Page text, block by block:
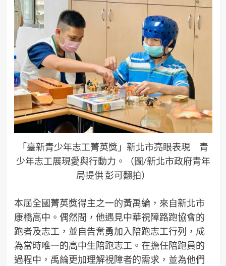
「臺新青少年志工菁英獎」新北市亮眼表現 青
少年志工展現愛與行動力。（圖/新北市政府青年
局提供 彭可翻拍）
本屆全國菁英獎得主之一的黃禹綸，來自新北市
康橋高中。偶然間，他遇見中華視障路跑協會的
跑者及志工，並自告奮勇加入陪跑志工行列，成
為當時唯一的高中生陪跑志工。在擔任陪跑員的
過程中，禹綸更加理解視障者的需求，並為他們